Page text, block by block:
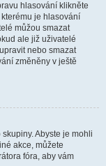
hlasování klikněte
je hlasování
můžou smazat
ale již uživatelé
nebo smazat
změněny v ještě
Abyste je mohli
akce, můžete
fóra, aby vám